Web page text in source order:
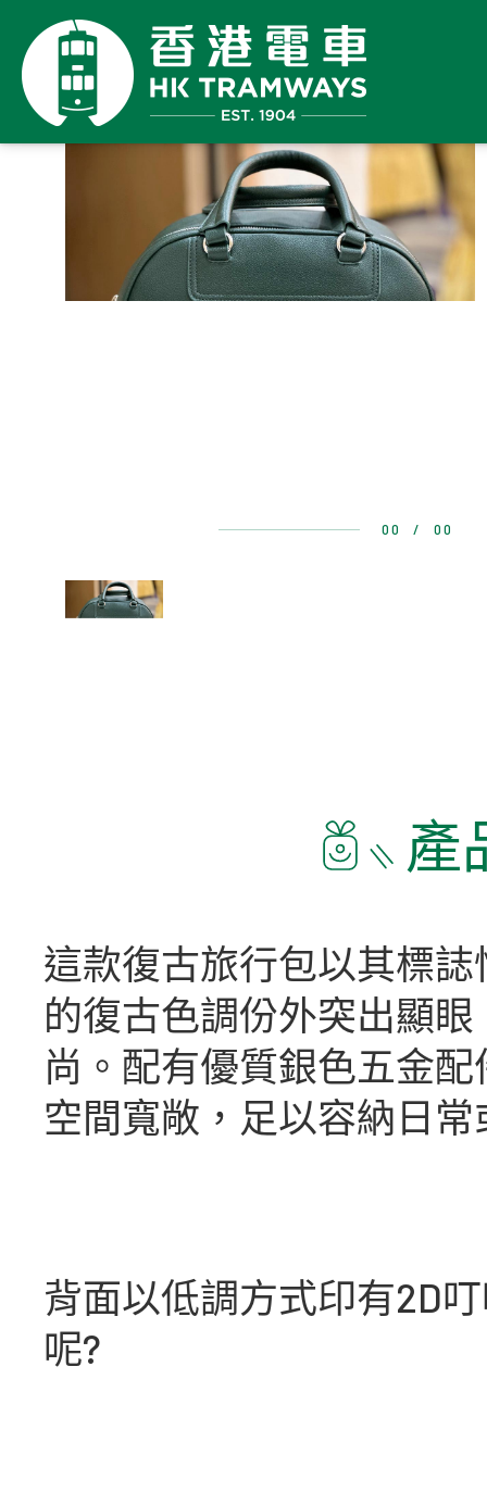
購
限
件
繼續
購物
00 / 00
產
這款復古旅行包以其標
的復古色調份外突出顯
尚。配有優質銀色五金
空間寬敞，足以容納日
背面以低調方式印有2D
呢?